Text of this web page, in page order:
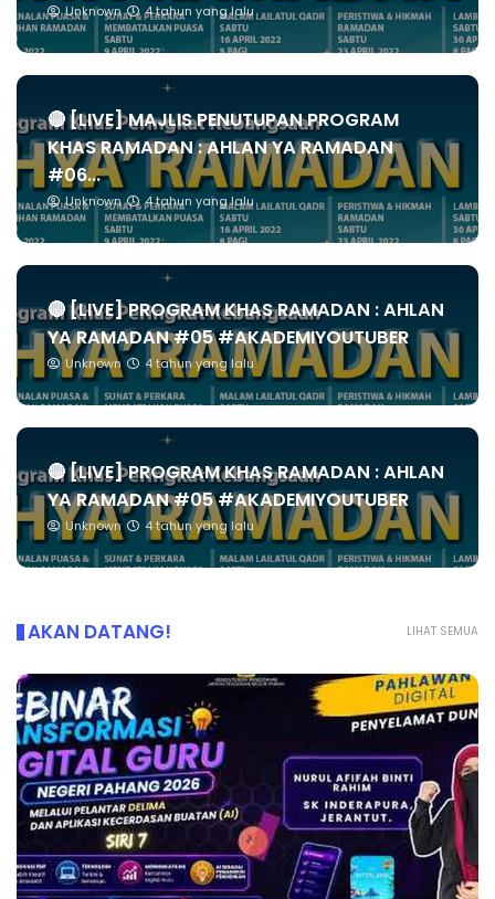
Unknown 4 tahun yang lalu
🔴 [LIVE] MAJLIS PENUTUPAN PROGRAM
KHAS RAMADAN : AHLAN YA RAMADAN
#06...
Unknown 4 tahun yang lalu
🔴 [LIVE] PROGRAM KHAS RAMADAN : AHLAN
YA RAMADAN #05 #AKADEMIYOUTUBER
Unknown 4 tahun yang lalu
🔴 [LIVE] PROGRAM KHAS RAMADAN : AHLAN
YA RAMADAN #05 #AKADEMIYOUTUBER
Unknown 4 tahun yang lalu
LIHAT SEMUA
AKAN DATANG!